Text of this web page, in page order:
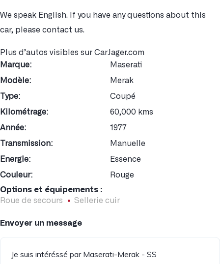
We speak English. If you have any questions about this
car, please contact us.
Plus d’autos visibles sur CarJager.com
Marque:
Maserati
Modèle:
Merak
Type:
Coupé
Kilométrage:
60,000 kms
Année:
1977
Transmission:
Manuelle
Energie:
Essence
Couleur:
Rouge
Options et équipements :
Roue de secours
Sellerie cuir
Envoyer un message